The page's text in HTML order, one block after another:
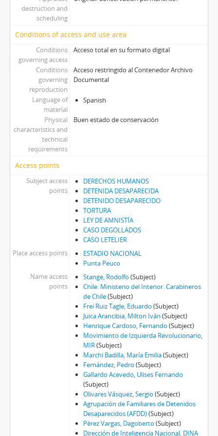
destruction and
scheduling
Conditions of access and use area
Conditions
governing access
Acceso total en su formato digital
Conditions
governing
reproduction
Acceso restringido al Contenedor Archivo
Documental
Language of
material
Spanish
Physical
characteristics and
technical
requirements
Buen estado de conservación
Access points
Subject access
points
DERECHOS HUMANOS
DETENIDA DESAPARECIDA
DETENIDO DESAPARECIDO
TORTURA
LEY DE AMNISTÍA
CASO DEGOLLADOS
CASO LETELIER
Place access points
ESTADIO NACIONAL
Punta Peuco
Name access
points
Stange, Rodolfo (Subject)
Chile. Ministerio del Interior. Carabineros
de Chile(Subject)
Frei Ruiz Tagle, Eduardo (Subject)
Juica Arancibia, Milton Iván (Subject)
Henrique Cardoso, Fernando (Subject)
Movimiento de Izquierda Revolucionario,
MIR(Subject)
Marchi Badilla, María Emilia(Subject)
Fernández, Pedro (Subject)
Gallardo Acevedo, Ulises Fernando
(Subject)
Olivares Vásquez, Sergio (Subject)
Agrupación de Familiares de Detenidos
Desaparecidos (AFDD)(Subject)
Pérez Vargas, Dagoberto (Subject)
Dirección de Inteligencia Nacional, DINA